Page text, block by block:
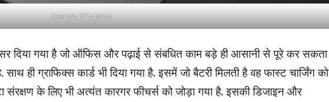
Lenovo i5 Laptop
दिया गया है जो ऑफिस और पढ़ाई से संबधित काम बड़े ही आसानी से पूरे कर सकता
ही ग्राफिक्स कार्ड भी दिया गया है. इसमें जो बैटरी मिलती है वह फास्ट चार्जिंग को
संरक्षण के लिए भी अत्यंत कारगर फीचर्स को जोड़ा गया है. इसकी डिजाइन और